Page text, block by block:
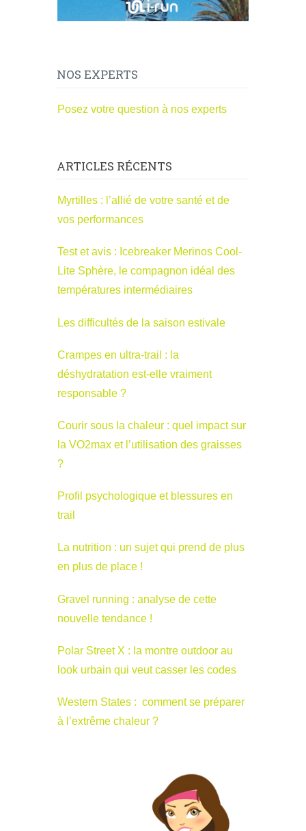
NOS EXPERTS
Posez votre question à nos experts
ARTICLES RÉCENTS
Myrtilles : l’allié de votre santé et de
vos performances
Test et avis : Icebreaker Merinos Cool-
Lite Sphère, le compagnon idéal des
températures intermédiaires
Les difficultés de la saison estivale
Crampes en ultra-trail : la
déshydratation est-elle vraiment
responsable ?
Courir sous la chaleur : quel impact sur
la VO2max et l’utilisation des graisses
?
Profil psychologique et blessures en
trail
La nutrition : un sujet qui prend de plus
en plus de place !
Gravel running : analyse de cette
nouvelle tendance !
Polar Street X : la montre outdoor au
look urbain qui veut casser les codes
Western States : comment se préparer
à l’extrême chaleur ?